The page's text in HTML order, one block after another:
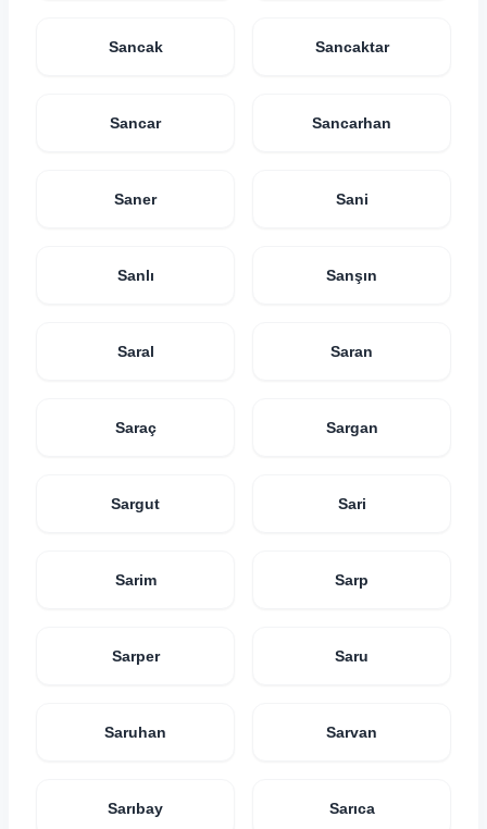
Sancak Sancaktar
Sancar Sancarhan
Saner Sani
Sanlı Sanşın
Saral Saran
Saraç Sargan
Sargut Sari
Sarim Sarp
Sarper Saru
Saruhan Sarvan
Sarıbay Sarıca